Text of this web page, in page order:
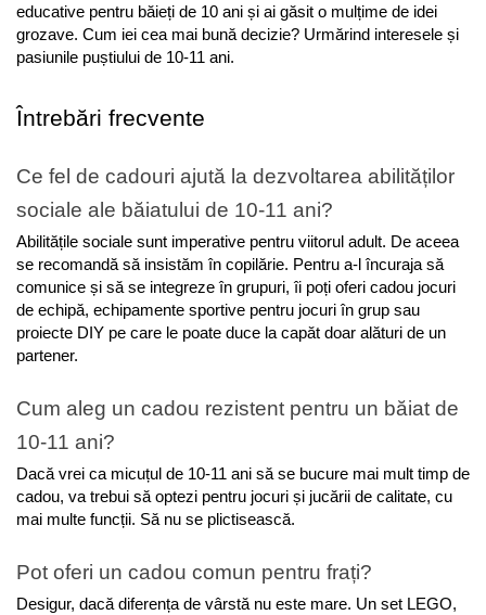
educative pentru băieți de 10 ani și ai găsit o mulțime de idei
grozave. Cum iei cea mai bună decizie? Urmărind interesele și
pasiunile puștiului de 10-11 ani.
Întrebări frecvente
Ce fel de cadouri ajută la dezvoltarea abilităților
sociale ale băiatului de 10-11 ani?
Abilitățile sociale sunt imperative pentru viitorul adult. De aceea
se recomandă să insistăm în copilărie. Pentru a-l încuraja să
comunice și să se integreze în grupuri, îi poți oferi cadou jocuri
de echipă, echipamente sportive pentru jocuri în grup sau
proiecte DIY pe care le poate duce la capăt doar alături de un
partener.
Cum aleg un cadou rezistent pentru un băiat de
10-11 ani?
Dacă vrei ca micuțul de 10-11 ani să se bucure mai mult timp de
cadou, va trebui să optezi pentru jocuri și jucării de calitate, cu
mai multe funcții. Să nu se plictisească.
Pot oferi un cadou comun pentru frați?
Desigur, dacă diferența de vârstă nu este mare. Un set LEGO,